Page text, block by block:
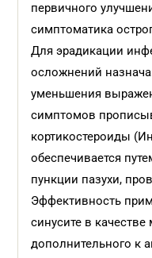
первичного
симптоматика
Для эрадикации
осложнений
уменьшения
симптомов
кортикостероиды
обеспечивается
пункции пазухи,
Эффективность
синусите в
дополнительного к